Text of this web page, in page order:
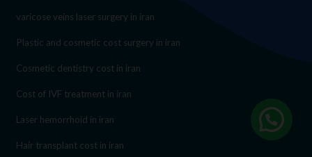
varicose veins laser surgery in iran
Plastic and cosmetic cost surgery in iran
Cosmetic dentistry cost in iran
Cost of IVF treatment in iran
Laser hemorrhoid in iran
Hair transplant cost in iran